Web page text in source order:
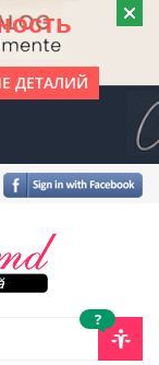
ДЕТАЛИЙ
?